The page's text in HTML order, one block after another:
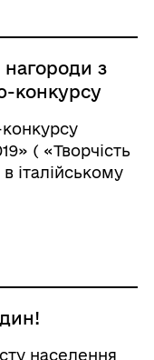
нагороди з
конкурсу
( «Творчість
італійському
населення